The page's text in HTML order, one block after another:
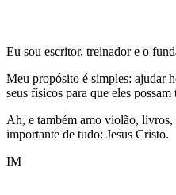
Eu sou escritor, treinador e o
Meu propósito é simples: ajudar
seus físicos para que eles
Ah, e também amo violão,
importante de tudo: Jesus Cristo.
IM